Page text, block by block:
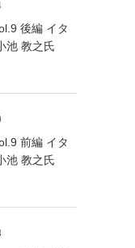
後編 イタ
池 教之氏
前編 イタ
池 教之氏